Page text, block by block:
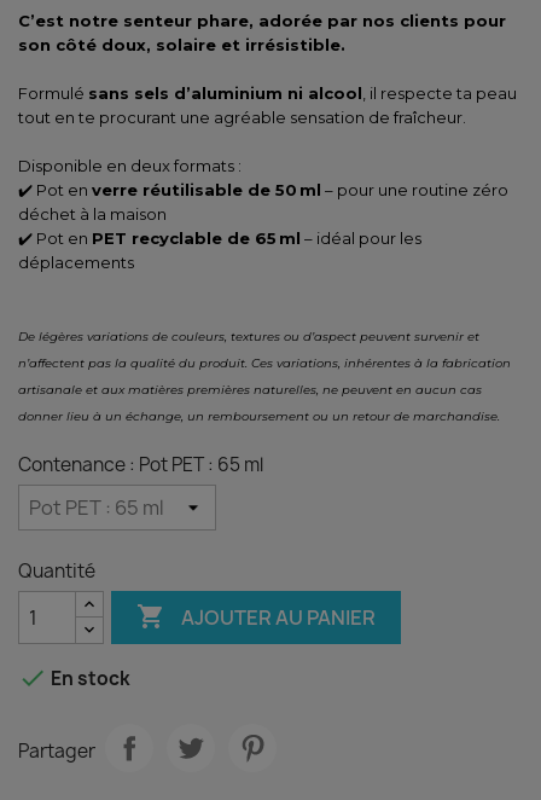
C’est notre senteur phare, adorée par nos clients pour
son côté doux, solaire et irrésistible.
Formulé sans sels d’aluminium ni alcool , il respecte ta peau
tout en te procurant une agréable sensation de fraîcheur.
Disponible en deux formats :
✔️ Pot en verre réutilisable de 50 ml – pour une routine zéro
déchet à la maison
✔️ Pot en PET recyclable de 65 ml – idéal pour les
déplacements
De légères variations de couleurs, textures ou d’aspect peuvent survenir et
n’affectent pas la qualité du produit. Ces variations, inhérentes à la fabrication
artisanale et aux matières premières naturelles, ne peuvent en aucun cas
donner lieu à un échange, un remboursement ou un retour de marchandise.
Contenance : Pot PET : 65 ml
Quantité
 AJOUTER AU PANIER
 En stock
Partager